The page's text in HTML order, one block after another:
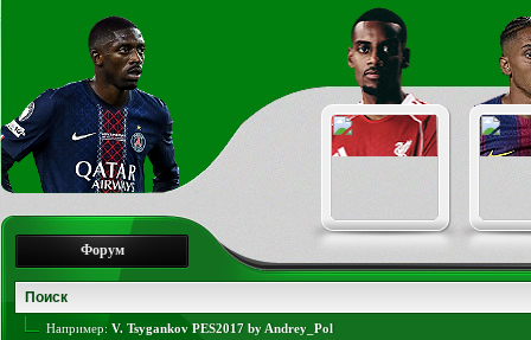
Форум
Например: V. Tsygankov PES2017 by Andrey_Pol